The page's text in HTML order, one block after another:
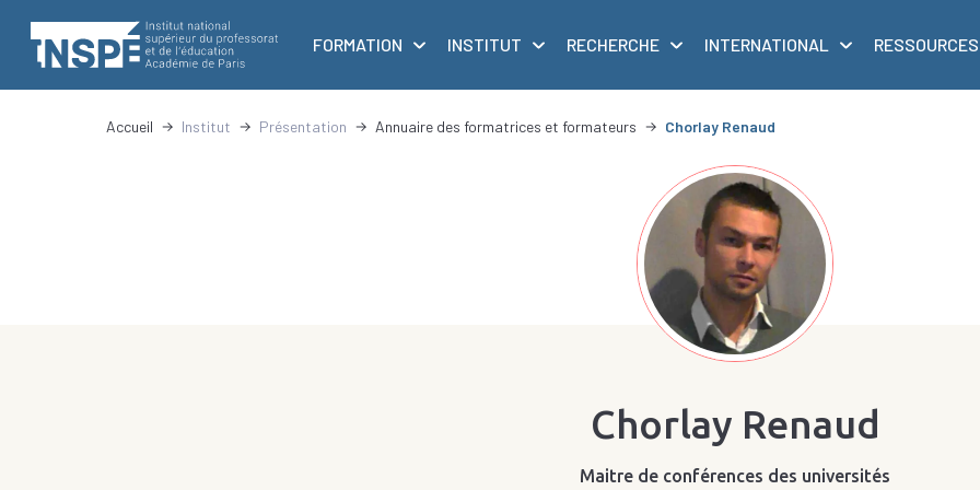
contenu
principal
principale
FORMATION
INSTITUT RECHERCHE INTERNATIONAL RESSOURCES
Accueil Institut Présentation Annuaire des formatrices et formateurs Chorlay Renaud
Chorlay Renaud
Maitre de conférences des universités